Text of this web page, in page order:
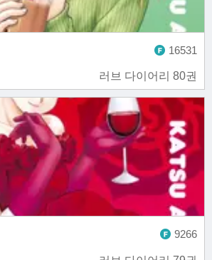
러브 다이어리 80권
16531
9266